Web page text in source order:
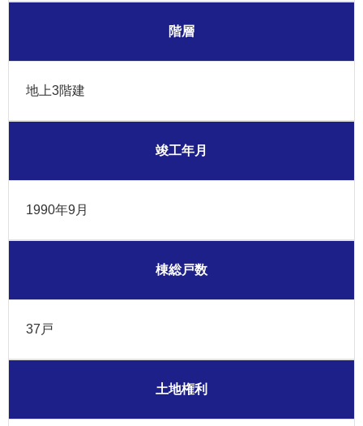
階層
地上3階建
竣工年月
1990年9月
棟総戸数
37戸
土地権利